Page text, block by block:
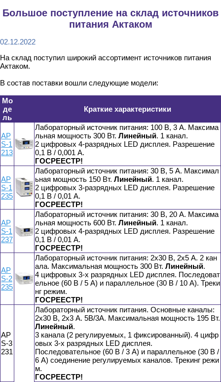
Большое поступление на склад источников
питания Актаком
02.12.2022
На склад поступил широкий ассортимент источников питания
Актаком.
В состав поставки вошли следующие модели:
Мо
де
ль
Краткие характеристики
AP
S-1
213
Лабораторный источник питания: 100 В, 3 А. Максима
льная мощность 300 Вт. Линейный. 1 канал.
2 цифровых 4-разрядных LED дисплея. Разрешение
0,1 В / 0,001 А.
ГОСРЕЕСТР!
AP
S-1
235
Лабораторный источник питания: 30 В, 5 А. Максимал
ьная мощность 150 Вт. Линейный. 1 канал.
2 цифровых 3-разрядных LED дисплея. Разрешение
0,1 В / 0,01 А.
ГОСРЕЕСТР!
AP
S-1
237
Лабораторный источник питания: 30 В, 20 А. Максима
льная мощность 600 Вт. Линейный. 1 канал.
2 цифровых 4-разрядных LED дисплея. Разрешение
0,1 В / 0,01 А.
ГОСРЕЕСТР!
AP
S-2
235
Лабораторный источник питания: 2x30 В, 2x5 А. 2 кан
ала. Максимальная мощность 300 Вт. Линейный.
4 цифровых 3-х разрядных LED дисплея. Последоват
ельное (60 В / 5 А) и параллельное (30 В / 10 А). Треки
нг режим.
ГОСРЕЕСТР!
AP
S-3
231
Лабораторный источник питания. Основные каналы:
2x30 В, 2x3 А. 5В/3А. Максимальная мощность 195 Вт.
Линейный.
3 канала (2 регулируемых, 1 фиксированный). 4 цифр
овых 3-х разрядных LED дисплея.
Последовательное (60 В / 3 А) и параллельное (30 В /
6 А) соединение регулируемых каналов. Трекинг режи
м.
ГОСРЕЕСТР!